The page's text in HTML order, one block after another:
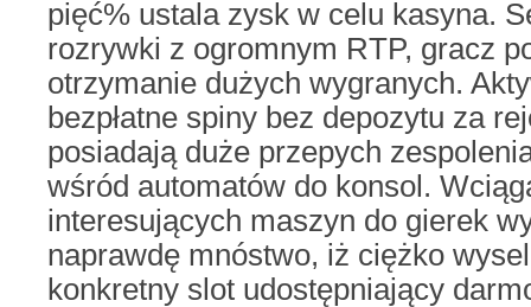
pięć% ustala zysk w celu kasyna.
rozrywki z ogromnym RTP, gracz
otrzymanie dużych wygranych.
bezpłatne spiny bez depozytu za
posiadają duże przepych
wśród automatów do konsol.
interesujących maszyn do gierek
naprawdę mnóstwo, iż ciężko
konkretny slot udostępniający